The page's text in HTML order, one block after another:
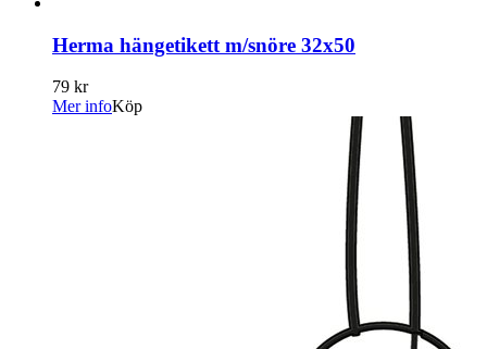
Herma hängetikett m/snöre 32x50
79 kr
Mer infoKöp